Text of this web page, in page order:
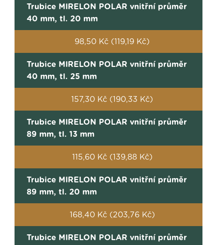
Trubice MIRELON POLAR vnitřní průměr
40 mm, tl. 20 mm
98,50 Kč (119,19 Kč)
Trubice MIRELON POLAR vnitřní průměr
40 mm, tl. 25 mm
157,30 Kč (190,33 Kč)
Trubice MIRELON POLAR vnitřní průměr
89 mm, tl. 13 mm
115,60 Kč (139,88 Kč)
Trubice MIRELON POLAR vnitřní průměr
89 mm, tl. 20 mm
168,40 Kč (203,76 Kč)
Trubice MIRELON POLAR vnitřní průměr